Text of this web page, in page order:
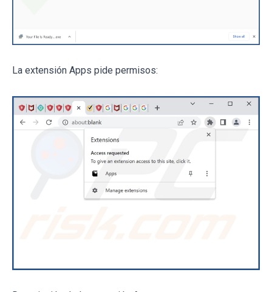
La extensión Apps pide permisos: